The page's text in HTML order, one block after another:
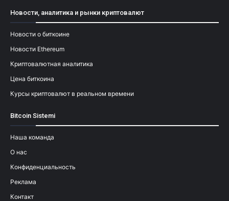
Новости, аналитика и рынки криптовалют
Новости о биткоине
Новости Ethereum
Криптовалютная аналитика
Цена биткоина
Курсы криптовалют в реальном времени
Bitcoin Sistemi
Наша команда
О нас
Конфиденциальность
Реклама
Контакт